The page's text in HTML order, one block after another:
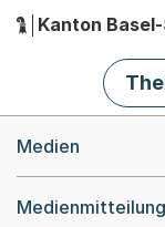
Hauptnavigation
Kanton
Medien